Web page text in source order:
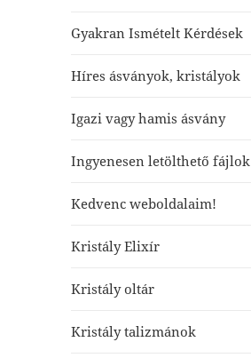
Gyakran Ismételt Kérdések
Híres ásványok, kristályok
Igazi vagy hamis ásvány
Ingyenesen letölthető fájlok
Kedvenc weboldalaim!
Kristály Elixír
Kristály oltár
Kristály talizmánok